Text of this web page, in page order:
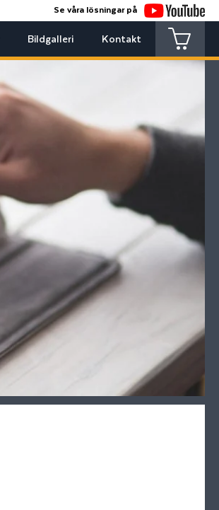
Se våra lösningar på
Bildgalleri Kontakt